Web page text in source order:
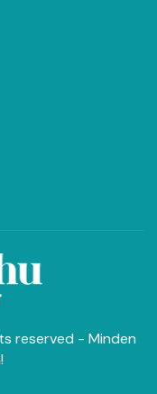
reserved - Minden